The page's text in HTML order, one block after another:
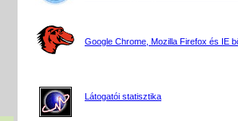
Google Chrome, Mozilla Firefox és IE
Látogatói statisztika